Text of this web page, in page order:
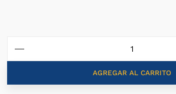
AGREGAR AL CARRITO